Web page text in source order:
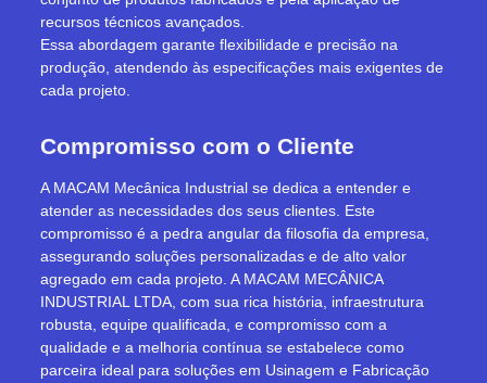
recursos técnicos avançados.
Essa abordagem garante flexibilidade e precisão na
produção, atendendo às especificações mais exigentes de
cada projeto.
Compromisso com o Cliente
A MACAM Mecânica Industrial se dedica a entender e
atender as necessidades dos seus clientes. Este
compromisso é a pedra angular da filosofia da empresa,
assegurando soluções personalizadas e de alto valor
agregado em cada projeto. A MACAM MECÂNICA
INDUSTRIAL LTDA, com sua rica história, infraestrutura
robusta, equipe qualificada, e compromisso com a
qualidade e a melhoria contínua se estabelece como
parceira ideal para soluções em Usinagem e Fabricação